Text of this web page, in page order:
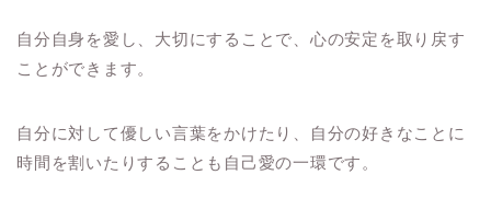
自分自身を愛し、大切にすることで、心の安定を取り戻す
ことができます。
自分に対して優しい言葉をかけたり、自分の好きなことに
時間を割いたりすることも自己愛の一環です。